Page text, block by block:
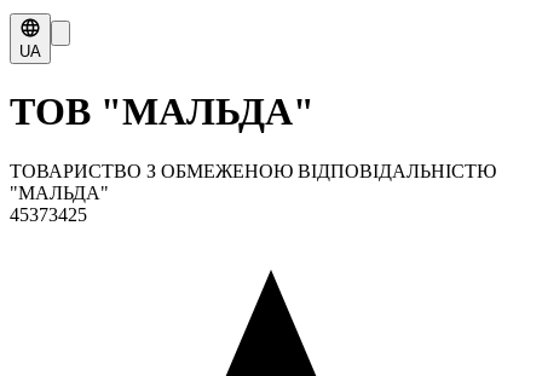
UA
ТОВ "МАЛЬДА"
ТОВАРИСТВО З ОБМЕЖЕНОЮ ВІДПОВІДАЛЬНІСТЮ
"МАЛЬДА"
45373425